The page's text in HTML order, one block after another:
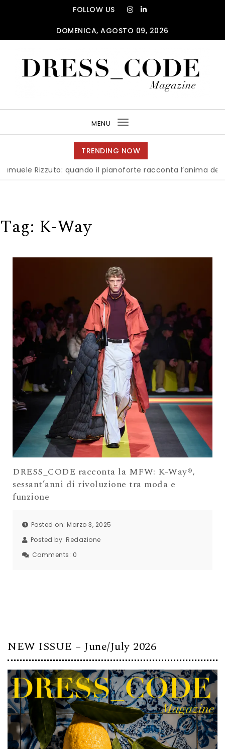
FOLLOW US
DOMENICA, AGOSTO 09, 2026
MENU
Toggle
navigation
TRENDING NOW
Rizzuto: quando il pianoforte racconta l’anima
Tag: K-Way
DRESS_CODE racconta la MFW: K-Way®,
sessant’anni di rivoluzione tra moda e
funzione
Posted on: Marzo 3, 2025
Posted by: Redazione
Comments: 0
NEW ISSUE – June/July 2026